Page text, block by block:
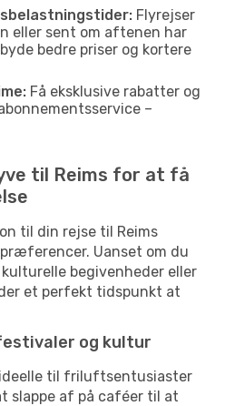
Flyrejser
eller sent om aftenen har
bedre priser og kortere
Få eksklusive rabatter og
–
til Reims for at få
til din rejse til Reims
Uanset om du
begivenheder eller
et perfekt tidspunkt at
og kultur
til friluftsentusiaster
slappe af på caféer til at